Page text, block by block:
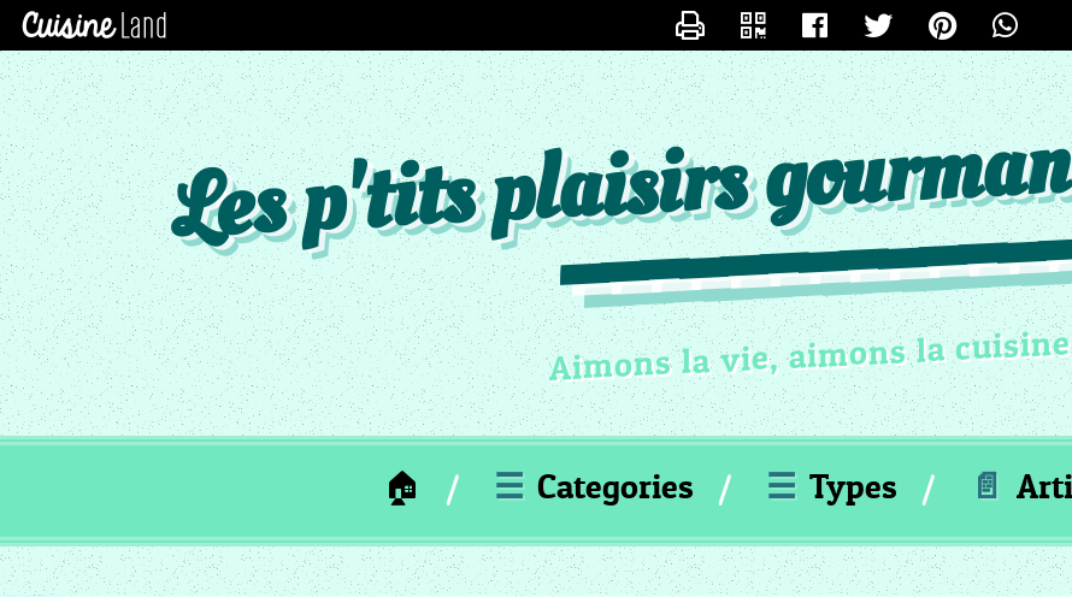
Les p'tits plaisirs
Aimons la vie, aimons la cuisine
🏠 ☰ Categories ☰ Types 📄
CATÉGORIES
des
recettes
×
Toutes
Les
Recettes
MC
_
SOUPE
MC
_
ENTREE
MC
_
_
ACCOMPAGNEMENT
CONTACTER
LESPETITSPLAISIRSDESTEFY